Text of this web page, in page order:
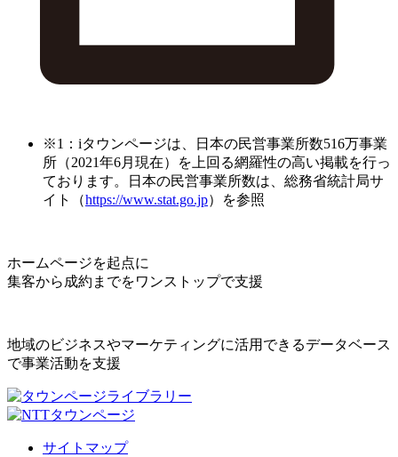
※1：iタウンページは、日本の民営事業所数516万事業
所（2021年6月現在）を上回る網羅性の高い掲載を行っ
ております。日本の民営事業所数は、総務省統計局サ
イト（https://www.stat.go.jp）を参照
ホームページを起点に
集客から成約までをワンストップで支援
地域のビジネスやマーケティングに活用できるデータベース
で事業活動を支援
サイトマップ